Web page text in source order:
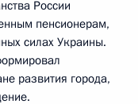
России
пенсионерам,
силах Украины.
развития города,